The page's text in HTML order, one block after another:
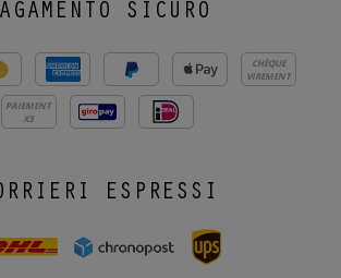
SICURO
CHÈQUE
VIREMENT
PAIEMENT
X3
ESPRESSI